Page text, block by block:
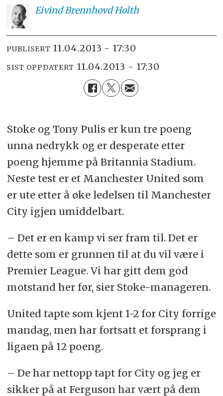
EivindBrennhovd Holth
PUBLISERT 11.04.2013 - 17:30
SIST OPPDATERT 11.04.2013 - 17:30
Stoke og Tony Pulis er kun tre poeng
unna nedrykk og er desperate etter
poeng hjemme på Britannia Stadium.
Neste test er et Manchester United som
er ute etter å øke ledelsen til Manchester
City igjen umiddelbart.
– Det er en kamp vi ser fram til. Det er
dette som er grunnen til at du vil være i
Premier League. Vi har gitt dem god
motstand her før, sier Stoke-manageren.
United tapte som kjent 1-2 for City forrige
mandag, men har fortsatt et forsprang i
ligaen på 12 poeng.
– De har nettopp tapt for City og jeg er
sikker på at Ferguson har vært på dem